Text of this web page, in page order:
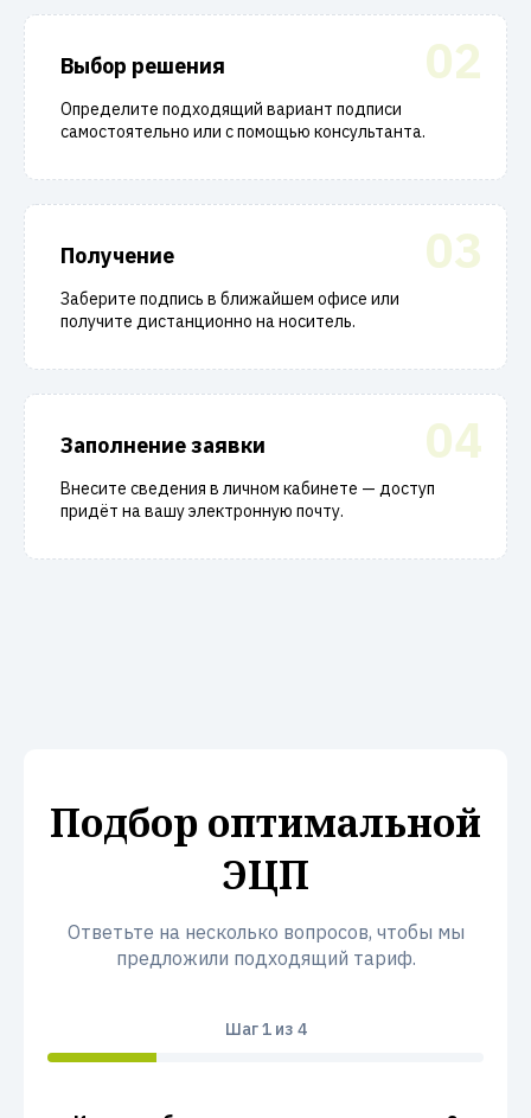
02
Выбор решения
Определите подходящий вариант подписи
самостоятельно или с помощью консультанта.
03
Получение
Заберите подпись в ближайшем офисе или
получите дистанционно на носитель.
04
Заполнение заявки
Внесите сведения в личном кабинете — доступ
придёт на вашу электронную почту.
Подбор оптимальной
ЭЦП
Ответьте на несколько вопросов, чтобы мы
предложили подходящий тариф.
Шаг1из 4